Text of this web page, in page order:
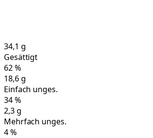
34,1 g
Gesättigt
62%
18,6g
Einfach unges.
34%
2,3g
Mehrfach unges.
4%